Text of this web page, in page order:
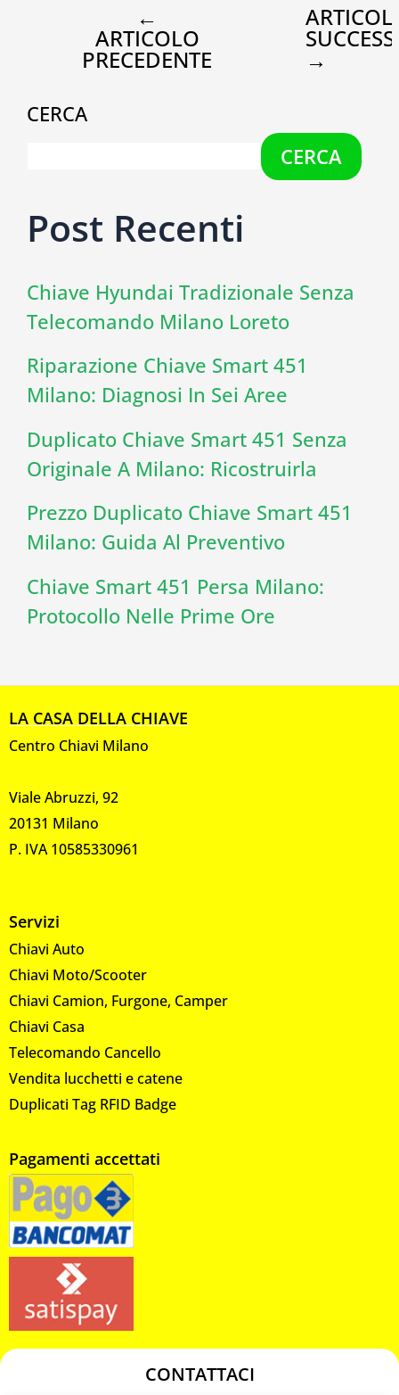
←
ARTICOLO
PRECEDENTE →
CERCA
CERCA
Post Recenti
Chiave Hyundai Tradizionale Senza
Telecomando Milano Loreto
Riparazione Chiave Smart 451
Milano: Diagnosi In Sei Aree
Duplicato Chiave Smart 451 Senza
Originale A Milano: Ricostruirla
Prezzo Duplicato Chiave Smart 451
Milano: Guida Al Preventivo
Chiave Smart 451 Persa Milano:
Protocollo Nelle Prime Ore
LA CASA DELLA CHIAVE
Centro Chiavi Milano
Viale Abruzzi, 92
20131 Milano
P. IVA 10585330961
Servizi
Chiavi Auto
Chiavi Moto/Scooter
Chiavi Camion, Furgone, Camper
Chiavi Casa
Telecomando Cancello
Vendita lucchetti e catene
Duplicati Tag RFID Badge
Pagamenti accettati
CONTATTACI